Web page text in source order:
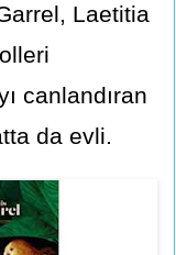
Laetitia
canlandıran
da evli.